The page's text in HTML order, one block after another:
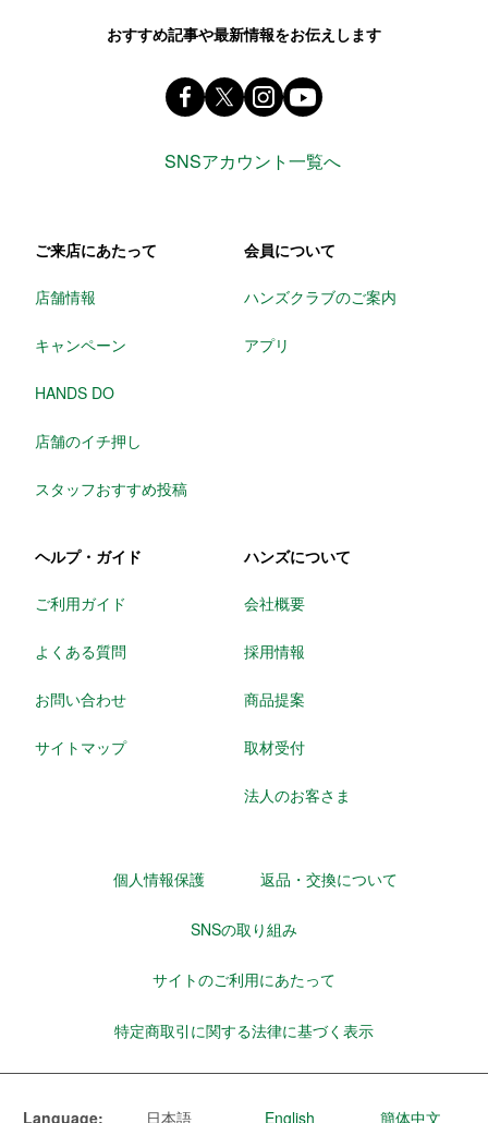
おすすめ記事や最新情報をお伝えします
Facebook ハンズ公式ファンページ
X(旧 twitter) @Hands_official_
instagram
SNSアカウント一覧へ
ご来店にあたって
店舗情報
キャンペーン
HANDS DO
店舗のイチ押し
スタッフおすすめ投稿
会員について
ハンズクラブのご案内
アプリ
ヘルプ・ガイド
ご利用ガイド
よくある質問
お問い合わせ
サイトマップ
ハンズについて
会社概要
採用情報
商品提案
取材受付
法人のお客さま
個人情報保護 返品・交換について
SNSの取り組み
サイトのご利用にあたって
特定商取引に関する法律に基づく表示
Language: 日本語 English 簡体中文